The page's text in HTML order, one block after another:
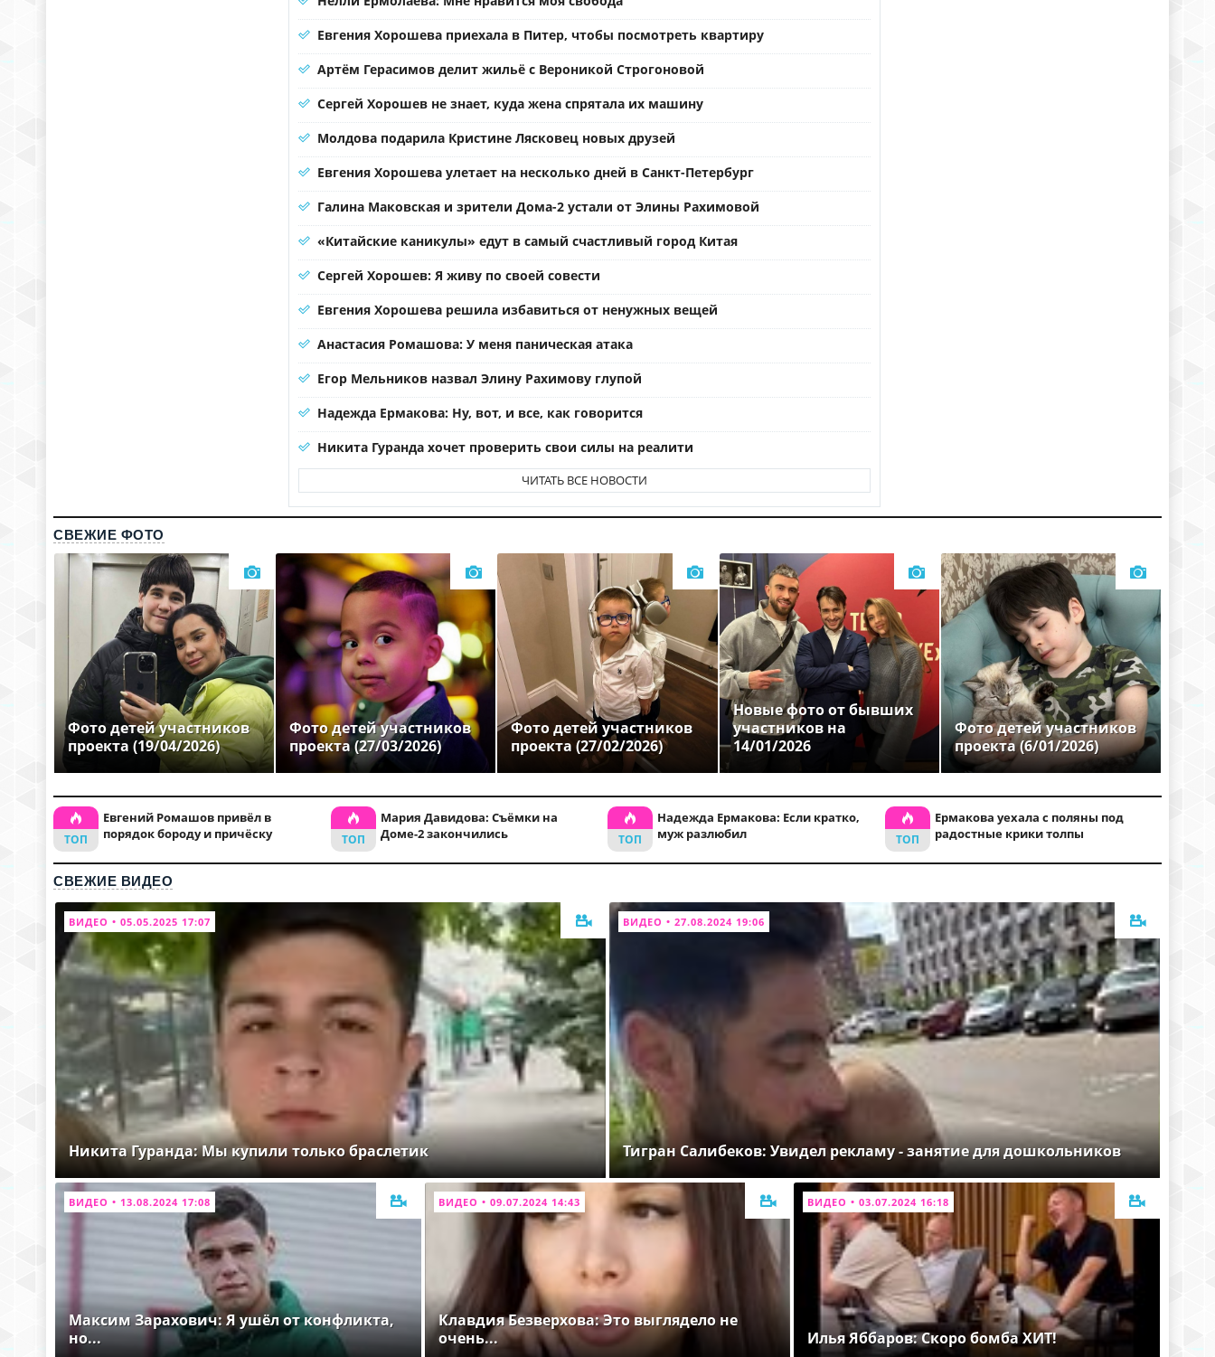
Евгения Хорошева приехала в Питер, чтобы посмотреть квартиру
Артём Герасимов делит жильё с Вероникой Строгоновой
Сергей Хорошев не знает, куда жена спрятала их машину
Молдова подарила Кристине Лясковец новых друзей
Евгения Хорошева улетает на несколько дней в Санкт-Петербург
Галина Маковская и зрители Дома-2 устали от Элины Рахимовой
«Китайские каникулы» едут в самый счастливый город Китая
Сергей Хорошев: Я живу по своей совести
Евгения Хорошева решила избавиться от ненужных вещей
Анастасия Ромашова: У меня паническая атака
Егор Мельников назвал Элину Рахимову глупой
Надежда Ермакова: Ну, вот, и все, как говорится
Никита Гуранда хочет проверить свои силы на реалити
ЧИТАТЬ ВСЕ НОВОСТИ
СВЕЖИЕ ФОТО
Фото детей участников
проекта (19/04/2026)
Фото детей участников
проекта (27/03/2026)
Фото детей участников
проекта (27/02/2026)
Новые фото от бывших
участников на
14/01/2026
Фото детей участников
проекта (6/01/2026)
Евгений Ромашов привёл в
порядок бороду и причёску
Мария Давидова: Съёмки на
Доме-2 закончились
Надежда Ермакова: Если кратко,
муж разлюбил
Ермакова уехала с поляны под
радостные крики толпы
СВЕЖИЕ ВИДЕО
ВИДЕО • 05.05.2025 17:07
Никита Гуранда: Мы купили только браслетик
ВИДЕО • 27.08.2024 19:06
Тигран Салибеков: Увидел рекламу - занятие для дошкольников
ВИДЕО • 13.08.2024 17:08
Максим Зарахович: Я ушёл от конфликта,
но...
ВИДЕО • 09.07.2024 14:43
Клавдия Безверхова: Это выглядело не
очень...
ВИДЕО • 03.07.2024 16:18
Илья Яббаров: Скоро бомба ХИТ!